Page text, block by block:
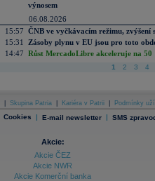
výnosem
06.08.2026
15:57 ČNB ve vyčkávacím režimu, zvýšení
15:31
Zásoby plynu v EU jsou pro toto
14:47 Růst MercadoLibre akceleruje na
1 2 3 4
Skupina Patria Kariéra v Patrii Podmínky
Cookies | E-mail newsletter | SMS
Akcie:
Akcie ČEZ
Akcie NWR
Akcie Komerční banka